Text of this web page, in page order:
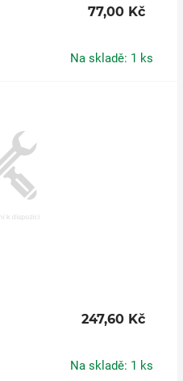
77,00 Kč
Na skladě: 1 ks
247,60 Kč
Na skladě: 1 ks